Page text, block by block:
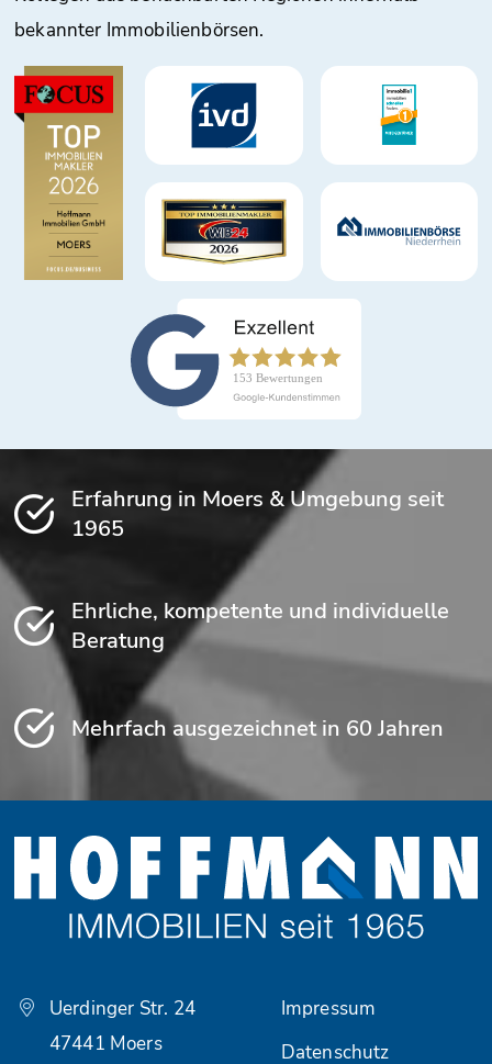
bekannter Immobilienbörsen.
Erfahrung in Moers & Umgebung seit
1965
Ehrliche, kompetente und individuelle
Beratung
Mehrfach ausgezeichnet in 60 Jahren
Uerdinger Str. 24
47441 Moers
Impressum
Datenschutz